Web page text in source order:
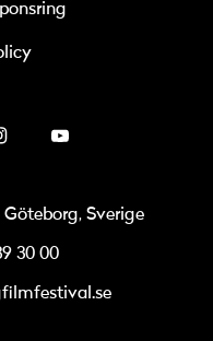
Göteborg, Sverige
30 00